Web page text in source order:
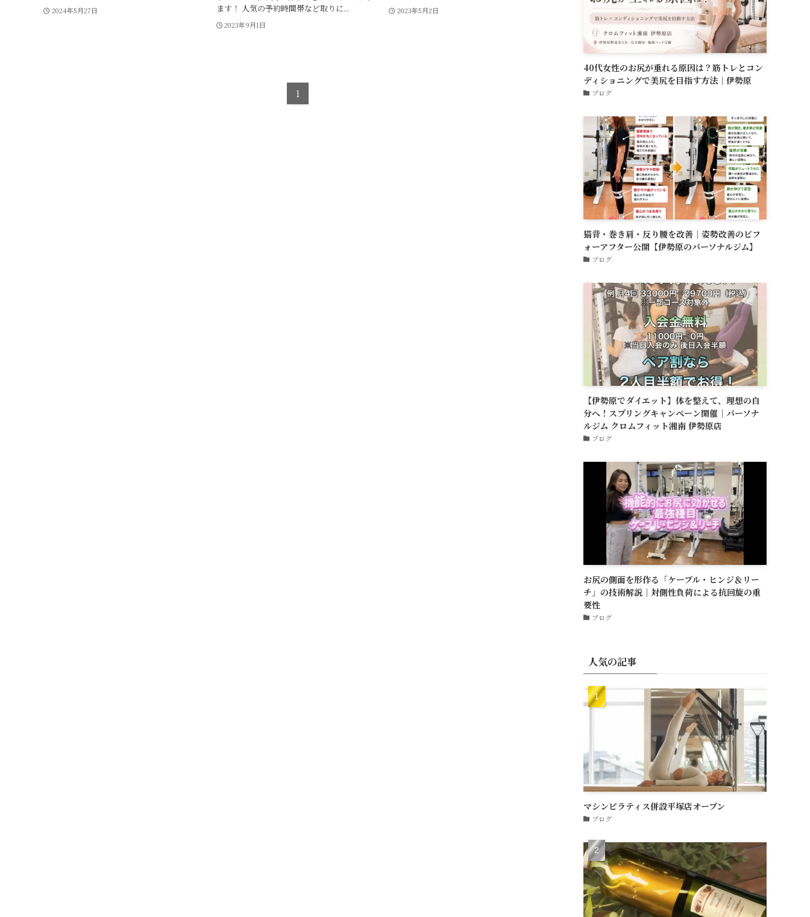
2024年5月27日
ます！ 人気の予約時間帯など取りに...
2023年9月1日
2023年5月2日
1
40代女性のお尻が垂れる原因は？筋トレとコン
ディショニングで美尻を目指す方法｜伊勢原
ブログ
猫背・巻き肩・反り腰を改善｜姿勢改善のビフ
ォーアフター公開【伊勢原のパーソナルジム】
ブログ
【伊勢原でダイエット】体を整えて、理想の自
分へ！スプリングキャンペーン開催｜パーソナ
ルジム クロムフィット湘南 伊勢原店
ブログ
お尻の側面を形作る「ケーブル・ヒンジ＆リー
チ」の技術解説｜対側性負荷による抗回旋の重
要性
ブログ
人気の記事
マシンピラティス併設平塚店オープン
ブログ